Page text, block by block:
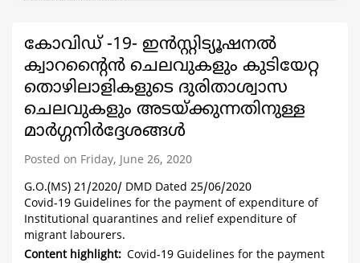
കോവിഡ് -19- ഇൻസ്റ്റിട്യൂഷനൽ
ക്വാറന്റൈൻ ചെലവുകളും കുടിയേറ്റ
തൊഴിലാളികളുടെ ദുരിതാശ്വാസ
ചെലവുകളും അടയ്ക്കുന്നതിനുള്ള
മാർഗ്ഗനിർദ്ദേശങ്ങൾ
Posted on Friday, June 26, 2020
G.O.(MS) 21/2020/ DMD Dated 25/06/2020
Covid-19 Guidelines for the payment of expenditure of
Institutional quarantines and relief expenditure of
migrant labourers.
Content highlight
Covid-19 Guidelines for the payment